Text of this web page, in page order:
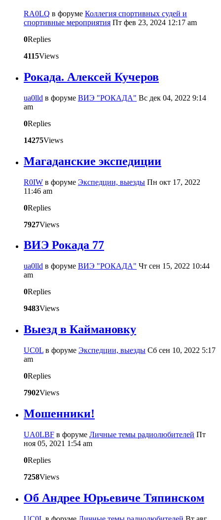
RA0LQ в форуме Коллегия спортивных судей и
спортивные мероприятия Пт фев 23, 2024 12:17 am
0Replies
4115Views
Рокада. Алексей Кучеров
ua0lld в форуме ВИЭ "РОКАДА" Вс дек 04, 2022 9:14
am
0Replies
14275Views
Магаданские экспедиции
R0IW в форуме Экспедции, выезды Пн окт 17, 2022
11:46 am
0Replies
7927Views
ВИЭ Рокада 77
ua0lld в форуме ВИЭ "РОКАДА" Чт сен 15, 2022 10:44
am
0Replies
9483Views
Выезд в Каймановку
UC0L в форуме Экспедции, выезды Сб сен 10, 2022 5:17
am
0Replies
7902Views
Мошенники!
UA0LBF в форуме Личные темы радиолюбителей Пт
ноя 05, 2021 1:54 am
0Replies
7258Views
Об Андрее Юрьевиче Тяпинском